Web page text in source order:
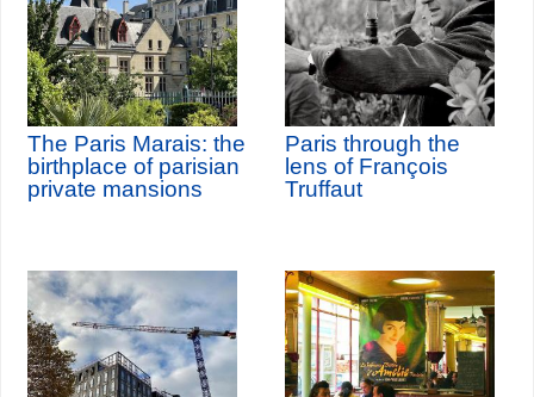
The Paris Marais: the
birthplace of parisian
private mansions
Paris through the
lens of François
Truffaut